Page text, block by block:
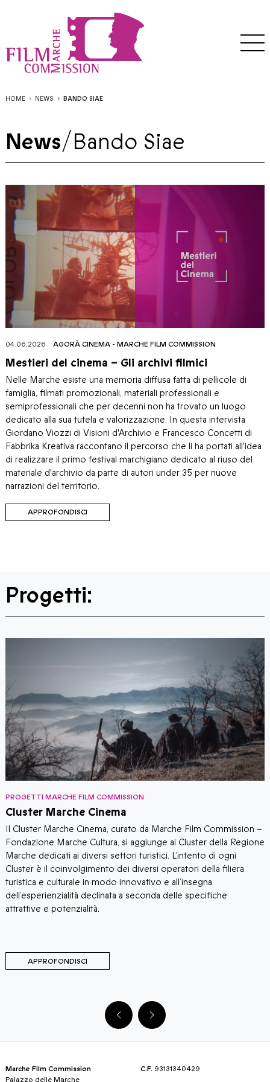
HOME NEWS BANDO SIAE
News/Bando Siae
04.06.2026 AGORÀ CINEMA - MARCHE FILM COMMISSION
Mestieri del cinema – Gli archivi filmici
Nelle Marche esiste una memoria diffusa fatta di pellicole di
famiglia, filmati promozionali, materiali professionali e
semiprofessionali che per decenni non ha trovato un luogo
dedicato alla sua tutela e valorizzazione. In questa intervista
Giordano Viozzi di Visioni d'Archivio e Francesco Concetti di
Fabbrika Kreativa raccontano il percorso che li ha portati all'idea
di realizzare il primo festival marchigiano dedicato al riuso del
materiale d'archivio da parte di autori under 35 per nuove
narrazioni del territorio.
APPROFONDISCI
Progetti:
PROGETTI MARCHE FILM COMMISSION
Cluster Marche Cinema
Il Cluster Marche Cinema, curato da Marche Film Commission –
Fondazione Marche Cultura, si aggiunge ai Cluster della Regione
Marche dedicati ai diversi settori turistici. L’intento di ogni
Cluster è il coinvolgimento dei diversi operatori della filiera
turistica e culturale in modo innovativo e all’insegna
dell’esperienzialità declinata a seconda delle specifiche
attrattive e potenzialità.
APPROFONDISCI
Marche Film Commission
Palazzo delle Marche
C.F. 93131340429